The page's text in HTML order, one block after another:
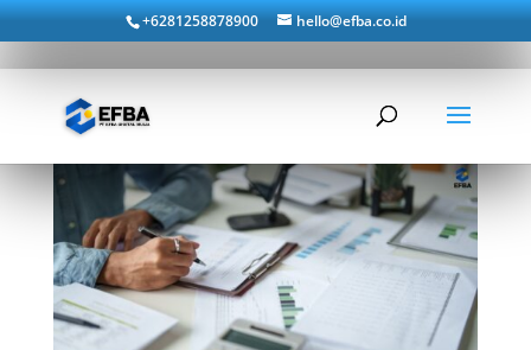
+6281258878900 hello@efba.co.id